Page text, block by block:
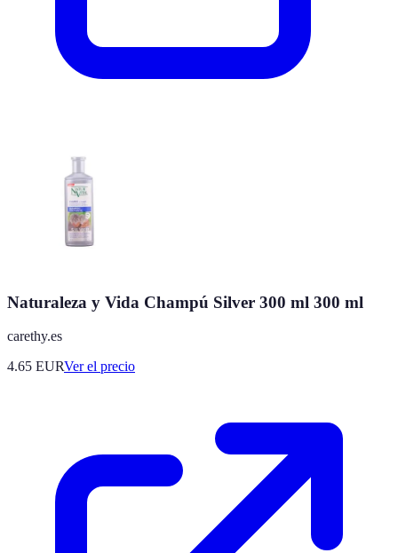
Naturaleza y Vida Champú Silver 300 ml 300 ml
carethy.es
4.65 EURVer el precio